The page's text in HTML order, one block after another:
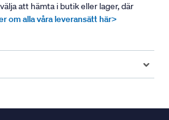
att hämta i butik eller lager, där
om alla våra leveransätt här>